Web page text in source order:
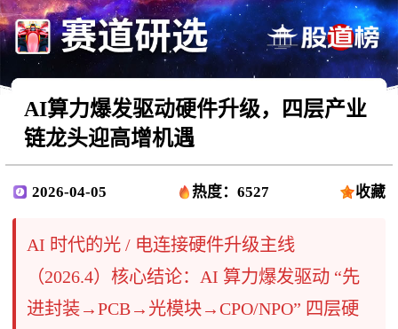
AI算力爆发驱动硬件升级，四层产业
链龙头迎高增机遇
2026-04-05 热度：6527 收藏
AI 时代的光 / 电连接硬件升级主线
（2026.4）核心结论：AI 算力爆发驱动 “先
进封装→PCB→光模块→CPO/NPO” 四层硬